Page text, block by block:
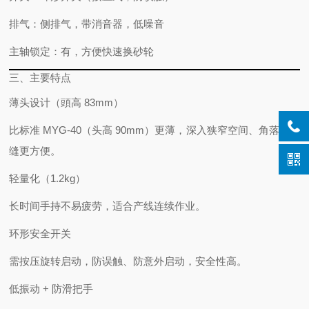
排气 ：侧排气，带消音器，低噪音
主轴锁定 ：有，方便快速换砂轮
三、主要特点
薄头设计（頭高 83mm）
比标准 MYG-40（头高 90mm）更薄， 深入狭窄空间、角落、焊
缝更方便。
轻量化（1.2kg）
长时间手持不易疲劳，适合产线连续作业。
环形安全开关
需按压旋转启动， 防误触、防意外启动 ，安全性高。
低振动 + 防滑把手